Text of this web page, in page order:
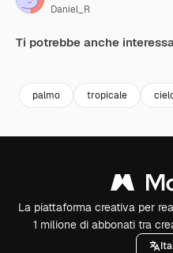
Daniel_R
Ti potrebbe anche
palmo tropicale
La piattaforma creativa per
1 milione di abbonati tra